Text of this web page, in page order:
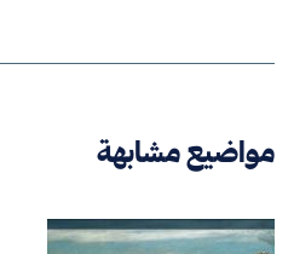
مواضيع مشابهة